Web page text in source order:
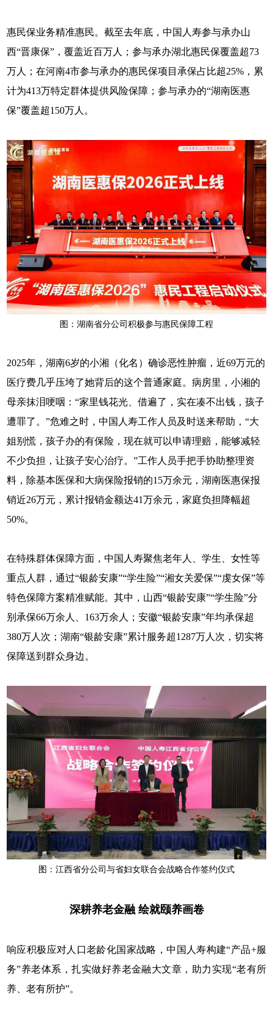
惠民保业务精准惠民。截至去年底，中国人寿参与承办山
西“晋康保”，覆盖近百万人；参与承办湖北惠民保覆盖超73
万人；在河南4市参与承办的惠民保项目承保占比超25%，累
计为413万特定群体提供风险保障；参与承办的“湖南医惠
保”覆盖超150万人。
图：湖南省分公司积极参与惠民保障工程
2025年，湖南6岁的小湘（化名）确诊恶性肿瘤，近69万元的
医疗费几乎压垮了她背后的这个普通家庭。病房里，小湘的
母亲抹泪哽咽：“家里钱花光、借遍了，实在凑不出钱，孩子
遭罪了。”危难之时，中国人寿工作人员及时送来帮助，“大
姐别慌，孩子办的有保险，现在就可以申请理赔，能够减轻
不少负担，让孩子安心治疗。”工作人员手把手协助整理资
料，除基本医保和大病保险报销的15万余元，湖南医惠保报
销近26万元，累计报销金额达41万余元，家庭负担降幅超
50%。
在特殊群体保障方面，中国人寿聚焦老年人、学生、女性等
重点人群，通过“银龄安康”“学生险”“湘女关爱保”“虔女保”等
特色保障方案精准赋能。其中，山西“银龄安康”“学生险”分
别承保66万余人、163万余人；安徽“银龄安康”年均承保超
380万人次；湖南“银龄安康”累计服务超1287万人次，切实将
保障送到群众身边。
图：江西省分公司与省妇女联合会战略合作签约仪式
深耕养老金融 绘就颐养画卷
响应积极应对人口老龄化国家战略，中国人寿构建“产品+服
务”养老体系，扎实做好养老金融大文章，助力实现“老有所
养、老有所护”。